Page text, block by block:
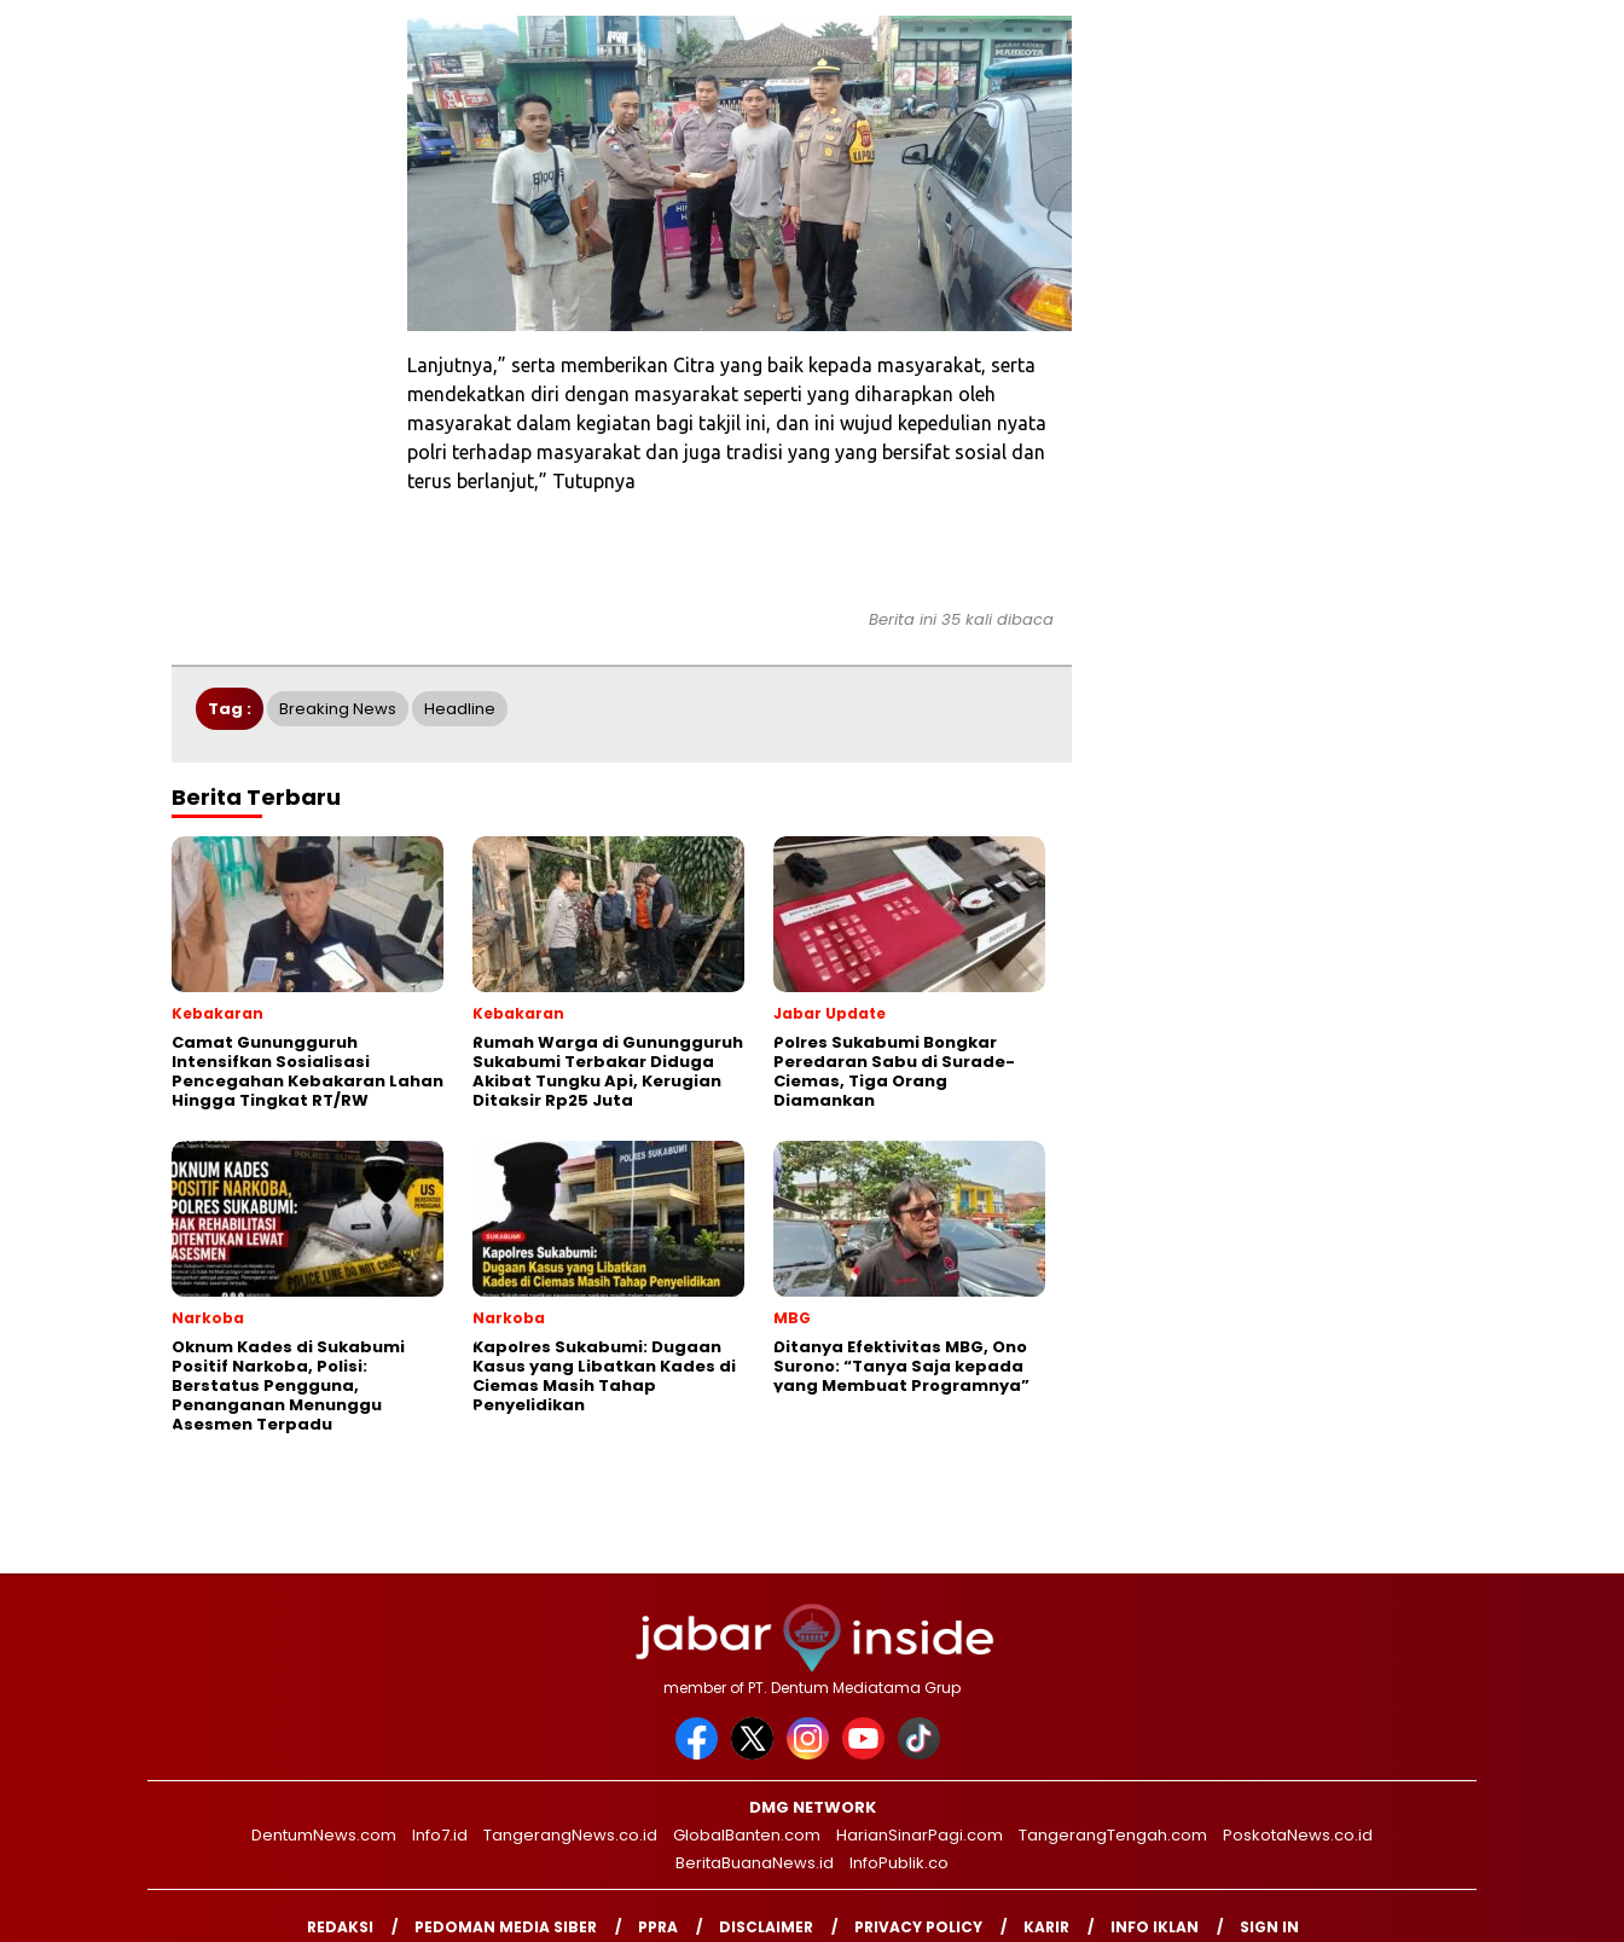
Lanjutnya,” serta memberikan Citra yang baik kepada masyarakat, serta
mendekatkan diri dengan masyarakat seperti yang diharapkan oleh
masyarakat dalam kegiatan bagi takjil ini, dan ini wujud kepedulian nyata
polri terhadap masyarakat dan juga tradisi yang yang bersifat sosial dan
terus berlanjut,” Tutupnya
Berita ini 35 kali dibaca
Tag : Breaking News Headline
Berita Terbaru
Kebakaran
‎‎Camat Gunungguruh
Intensifkan Sosialisasi
Pencegahan Kebakaran Lahan
Hingga Tingkat RT/RW‎
Kebakaran
‎Rumah Warga di Gunungguruh
Sukabumi Terbakar Diduga
Akibat Tungku Api, Kerugian
Ditaksir Rp25 Juta
Jabar Update
Polres Sukabumi Bongkar
Peredaran Sabu di Surade-
Ciemas, Tiga Orang
Diamankan
Narkoba
Oknum Kades di Sukabumi
Positif Narkoba, Polisi:
Berstatus Pengguna,
Penanganan Menunggu
Asesmen Terpadu
Narkoba
Kapolres Sukabumi: Dugaan
Kasus yang Libatkan Kades di
Ciemas Masih Tahap
Penyelidikan
MBG
‎Ditanya Efektivitas MBG, Ono
Surono: “Tanya Saja kepada
yang Membuat Programnya”‎
member of PT. Dentum Mediatama Grup
DMG NETWORK
DentumNews.com
Info7.id TangerangNews.co.id GlobalBanten.com HarianSinarPagi.com TangerangTengah.com
PoskotaNews.co.id
BeritaBuanaNews.id
InfoPublik.co
REDAKSI PEDOMAN MEDIA SIBER PPRA DISCLAIMER PRIVACY POLICY KARIR INFO IKLAN SIGN IN